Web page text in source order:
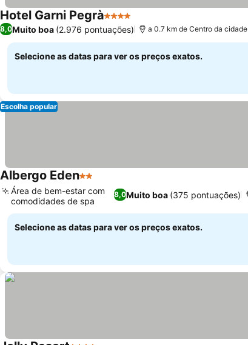
Hotel Garni Pegrà4 Estrelas
8,0Muito boa (2.976 pontuações) a 0.7 km de Centro da cidade
Selecione as datas para ver os preços exatos.
Escolha popular
Albergo Eden2 Estrelas
8,0Muito boa (375 pontuações)
Área de bem-estar com
comodidades de spa
Selecione as datas para ver os preços exatos.